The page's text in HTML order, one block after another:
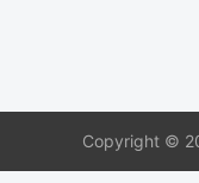
Copyright ©